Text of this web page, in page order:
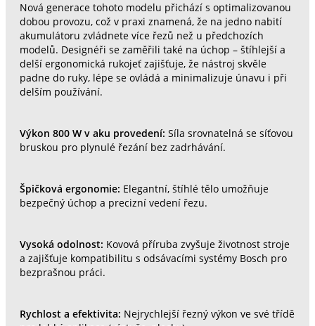
Nová generace tohoto modelu přichází s optimalizovanou
dobou provozu, což v praxi znamená, že na jedno nabití
akumulátoru zvládnete více řezů než u předchozích
modelů. Designéři se zaměřili také na úchop – štíhlejší a
delší ergonomická rukojeť zajišťuje, že nástroj skvěle
padne do ruky, lépe se ovládá a minimalizuje únavu i při
delším používání.
Výkon 800 W v aku provedení: Síla srovnatelná se síťovou
bruskou pro plynulé řezání bez zadrhávání.
Špičková ergonomie: Elegantní, štíhlé tělo umožňuje
bezpečný úchop a precizní vedení řezu.
Vysoká odolnost: Kovová příruba zvyšuje životnost stroje
a zajišťuje kompatibilitu s odsávacími systémy Bosch pro
bezprašnou práci.
Rychlost a efektivita: Nejrychlejší řezný výkon ve své třídě